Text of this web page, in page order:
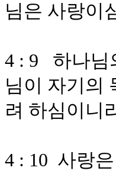
님은 사랑이
4 : 9 하나님
님이 자기의
려 하심이니
4 : 10 사랑